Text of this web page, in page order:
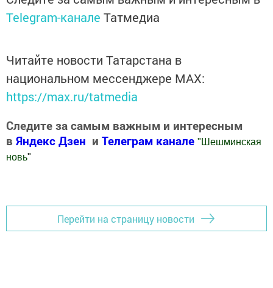
Telegram-канале Татмедиа
Читайте новости Татарстана в
национальном мессенджере MАХ:
https://max.ru/tatmedia
Следите за самым важным и интересным
в Яндекс Дзен и Телеграм канале " Шешминская
новь"
Перейти на страницу новости